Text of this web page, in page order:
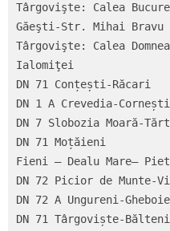
Târgovişte: Calea
Găeşti-Str. Mihai Bravu
Târgovişte: Calea
Ialomiţei
DN 71 Conțești-Răcari
DN 1 A Crevedia-
DN 7 Slobozia Moară-
DN 71 Moțăieni
Fieni – Dealu Mare–
DN 72 Picior de Munte-
DN 72 A Ungureni-
DN 71 Târgoviște-Bălteni